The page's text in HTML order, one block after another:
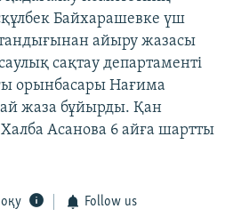
Байхарашевке үш
айыру жазасы
сақтау департаменті
орынбасары Нағима
жаза бұйырды. Қан
Асанова 6 айға шартты
оқу Follow us